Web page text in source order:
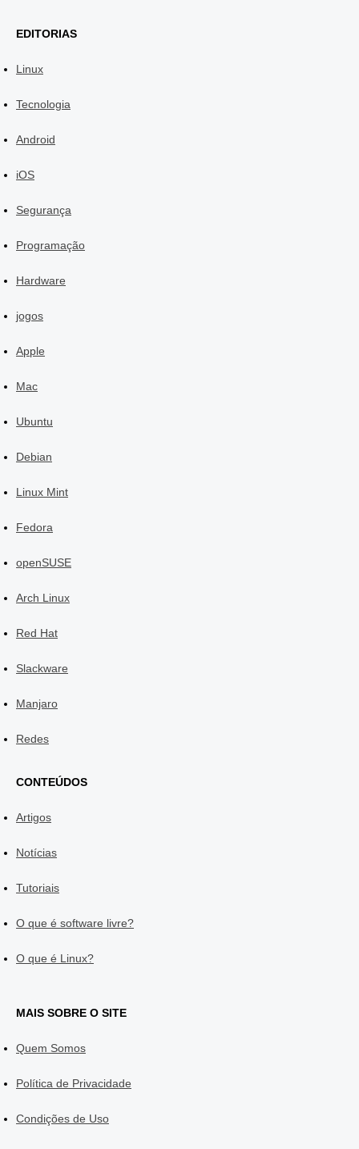
EDITORIAS
Linux
Tecnologia
Android
iOS
Segurança
Programação
Hardware
jogos
Apple
Mac
Ubuntu
Debian
Linux Mint
Fedora
openSUSE
Arch Linux
Red Hat
Slackware
Manjaro
Redes
CONTEÚDOS
Artigos
Notícias
Tutoriais
O que é software livre?
O que é Linux?
MAIS SOBRE O SITE
Quem Somos
Política de Privacidade
Condições de Uso